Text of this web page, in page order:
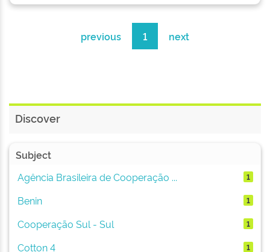
previous 1 next
Discover
Subject
Agência Brasileira de Cooperação ...
1
Benin 1
Cooperação Sul - Sul 1
Cotton 4 1